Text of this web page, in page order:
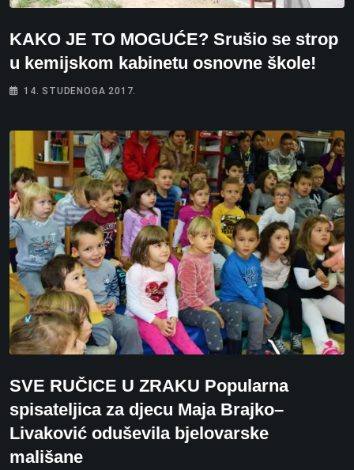
KAKO JE TO MOGUĆE? Srušio se strop
u kemijskom kabinetu osnovne škole!
14. STUDENOGA 2017.
SVE RUČICE U ZRAKU Popularna
spisateljica za djecu Maja Brajko–
Livaković oduševila bjelovarske
mališane